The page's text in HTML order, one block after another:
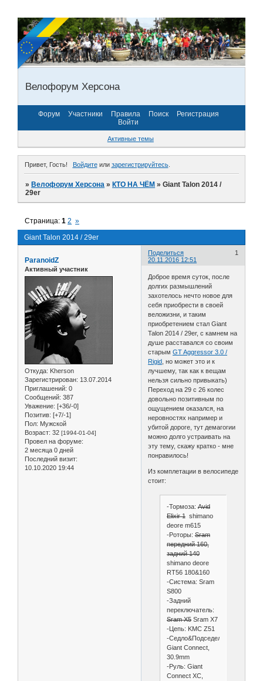
Велофорум Херсона
Форум Участники Правила Поиск
Регистрация
Войти
Активные темы
Привет, Гость! Войдитеили зарегистрируйтесь.
»Велофорум Херсона »КТО НА ЧЁМ »Giant Talon 2014 /
29er
Giant Talon 2014 / 29er
Страница:1 2 »
Поделиться
1
20.11.2016 12:51
ParanoidZ
Активный участник
Откуда: Kherson
Зарегистрирован: 13.07.2014
Приглашений: 0
Сообщений: 387
Уважение: [+36/-0]
Позитив: [+7/-1]
Пол: Мужской
Возраст: 32 [1994-01-04]
Провел на форуме:
2 месяца 0 дней
Последний визит:
10.10.2020 19:44
Доброе время суток, после
долгих размышлений
захотелось нечто новое для
себя приобрести в своей
веложизни, и таким
приобретением стал Giant
Talon 2014 / 29er, с камнем на
душе расставался со своим
старымGT Aggressor 3.0 /
Rigid , но может это и к
лучшему, так как к вещам
нельзя сильно привыкать)
Переход на 29 с 26 колес
довольно позитивным по
ощущением оказался, на
неровностях например и
убитой дороге, тут демагогии
можно долго устраивать на
эту тему, скажу кратко - мне
понравилось!
Из комплетации в велосипеде
стоит:
-Тормоза:Avid
Elixir 1shimano
deore m615
-Роторы:Sram
передний 160,
задний 140
shimano deore
RT56 180&160
-Система: Sram
S800
-Задний
переключатель:
Sram X5Sram X7
-Цепь: KMC Z51
-Седло&Подседел:
Giant Connect,
30.9mm
-Руль: Giant
Connect XC,